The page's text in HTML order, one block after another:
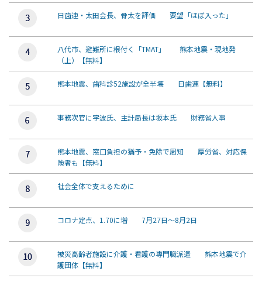
日歯連・太田会長、骨太を評価 要望「ほぼ入った」
八代市、避難所に根付く「TMAT」 熊本地震・現地発
（上）【無料】
熊本地震、歯科診52施設が全半壊 日歯連【無料】
事務次官に宇波氏、主計局長は坂本氏 財務省人事
熊本地震、窓口負担の猶予・免除で周知 厚労省、対応保
険者も【無料】
社会全体で支えるために
コロナ定点、1.70に増 7月27日～8月2日
被災高齢者施設に介護・看護の専門職派遣 熊本地震で介
護団体【無料】